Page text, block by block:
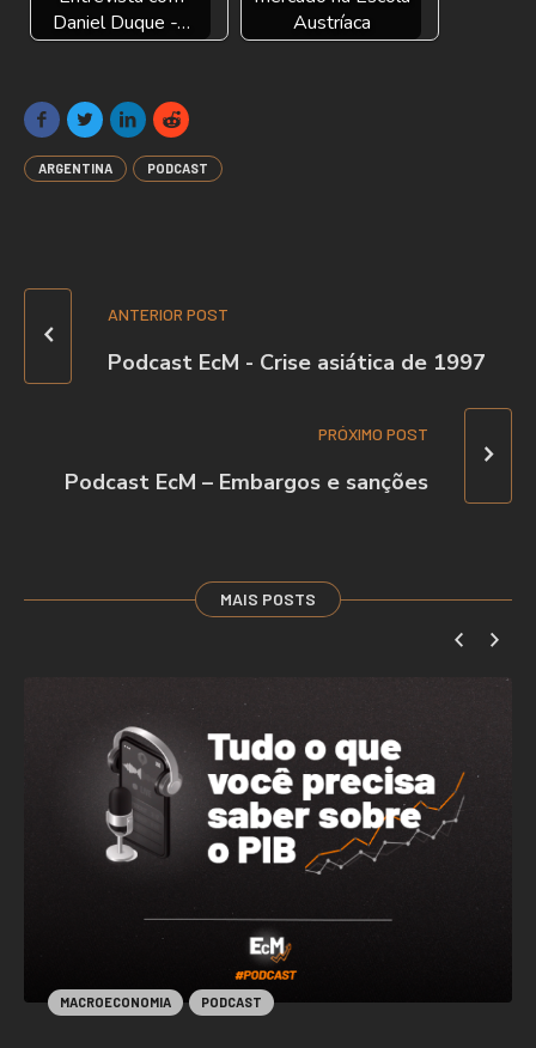
Daniel Duque -…
Austríaca
ARGENTINA PODCAST
ANTERIOR POST
Podcast EcM - Crise asiática de 1997
PRÓXIMO POST
Podcast EcM – Embargos e sanções
MAIS POSTS
MACROECONOMIA PODCAST